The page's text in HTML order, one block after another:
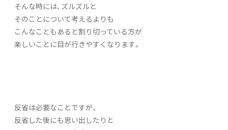
そんな時には、ズルズルと
そのことについて考えるよりも
こんなこともあると割り切っている方が
楽しいことに目が行きやすくなります。
反省は必要なことですが、
反省した後にも思い出したりと